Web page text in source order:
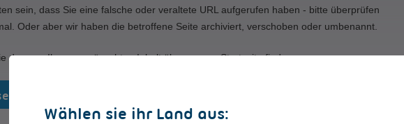
Wählen sie ihr Land aus:
sein, dass Sie eine falsche oder veraltete URL aufgerufen haben - bitte überprüfen
Oder aber wir haben die betroffene Seite archiviert, verschoben oder umbenannt.
den von Ihnen gewünschten Inhalt über unsere Startseite finden.